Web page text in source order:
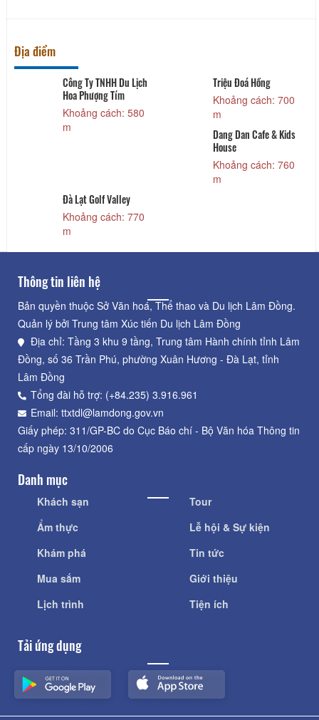
Địa điểm
Công Ty TNHH Du Lịch
Hoa Phượng Tím
Khoảng cách: 580
m
Triệu Đoá Hồng
Khoảng cách: 700
m
Dang Dan Cafe & Kids
House
Khoảng cách: 760
m
Đà Lạt Golf Valley
Khoảng cách: 770
m
Thông tin liên hệ
Bản quyền thuộc Sở Văn hoá, Thể thao và Du lịch Lâm Đồng.
Quản lý bởi Trung tâm Xúc tiến Du lịch Lâm Đồng
Địa chỉ: Tầng 3 khu 9 tầng, Trung tâm Hành chính tỉnh Lâm
Đồng, số 36 Trần Phú, phường Xuân Hương - Đà Lạt, tỉnh
Lâm Đồng
Tổng đài hỗ trợ: (+84.235) 3.916.961
Email: ttxtdl@lamdong.gov.vn
Giấy phép: 311/GP-BC do Cục Báo chí - Bộ Văn hóa Thông tin
cấp ngày 13/10/2006
Danh mục
Khách sạn
Ẩm thực
Khám phá
Mua sắm
Lịch trình
Tour
Lễ hội & Sự kiện
Tin tức
Giới thiệu
Tiện ích
Tải ứng dụng